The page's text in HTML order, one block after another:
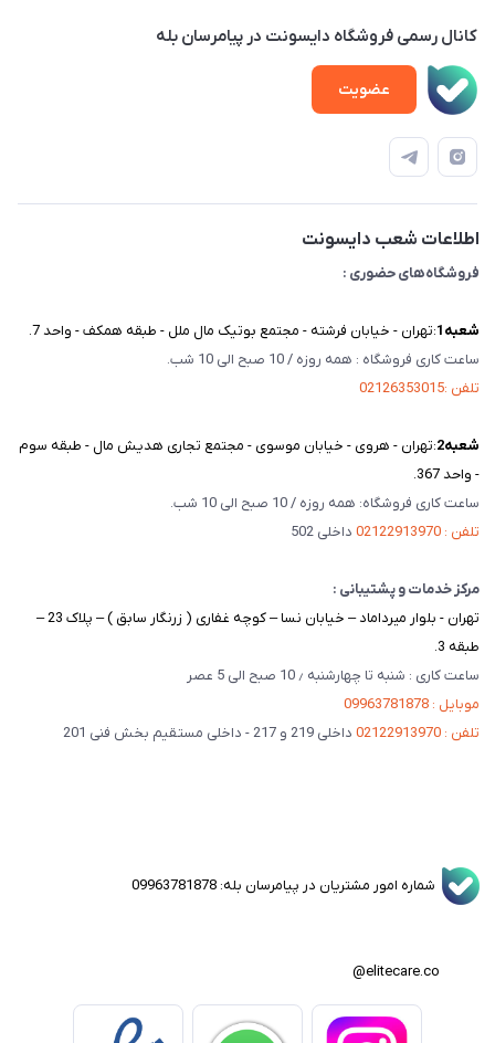
پلاک 23 – طبقه 3
ویدئو‌های آموزشی
دفترچه راهنمای محصولات
درباره ما
تماس با ما
امور مشتریان
حساب کاربری
قوانین و مقررات
کانال رسمی فروشگاه دایسونت در پیامرسان بله
عضویت
اطلاعات شعب دایسونت
فروشگاه‌های حضوری :
شعبه‌1 :تهران - خیابان فرشته - مجتمع بوتیک مال ملل - طبقه همکف - واحد 7.
ساعت کاری فروشگاه : همه روزه / 10 صبح الی 10 شب.
تلفن :02126353015
شعبه‌2 :تهران - هروی - خیابان موسوی - مجتمع تجاری هدیش مال - طبقه سوم
- واحد 367.
ساعت کاری فروشگاه: همه روزه / 10 صبح الی 10 شب.
تلفن : 02122913970
داخلی 502
مرکز خدمات و پشتیبانی :
تهران - بلوار میرداماد – خیابان نسا – کوچه غفاری ( زرنگار سابق ) – پلاک 23 –
طبقه 3.
ساعت کاری : شنبه تا چهارشنبه ٫ 10 صبح الی 5 عصر
موبایل : 09963781878
تلفن : 02122913970
داخلی 219 و 217 - داخلی مستقیم بخش فنی 201
شماره امور مشتریان در پیامرسان بله: 09963781878